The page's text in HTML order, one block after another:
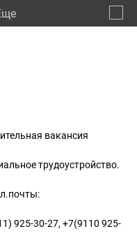
вакансия
трудоустройство.
925-30-27, +7(9110 925-